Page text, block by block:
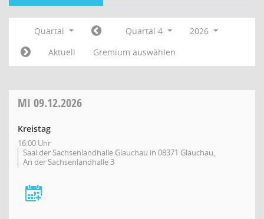
Quartal Quartal 4
2026
Aktuell
Gremium auswählen
MI 09.12.2026
Kreistag
16:00 Uhr
Saal der Sachsenlandhalle Glauchau in 08371 Glauchau,
An der Sachsenlandhalle 3